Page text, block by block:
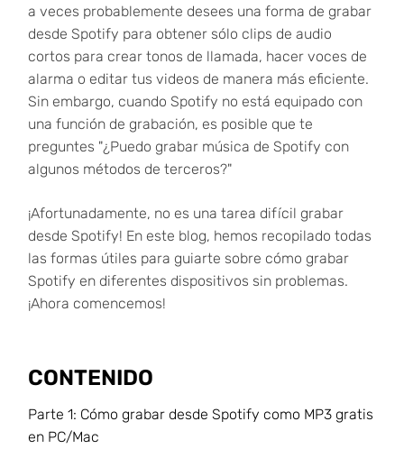
a veces probablemente desees una forma de grabar
desde Spotify para obtener sólo clips de audio
cortos para crear tonos de llamada, hacer voces de
alarma o editar tus videos de manera más eficiente.
Sin embargo, cuando Spotify no está equipado con
una función de grabación, es posible que te
preguntes "¿Puedo grabar música de Spotify con
algunos métodos de terceros?"
¡Afortunadamente, no es una tarea difícil grabar
desde Spotify! En este blog, hemos recopilado todas
las formas útiles para guiarte sobre cómo grabar
Spotify en diferentes dispositivos sin problemas.
¡Ahora comencemos!
CONTENIDO
Parte 1: Cómo grabar desde Spotify como MP3 gratis
en PC/Mac